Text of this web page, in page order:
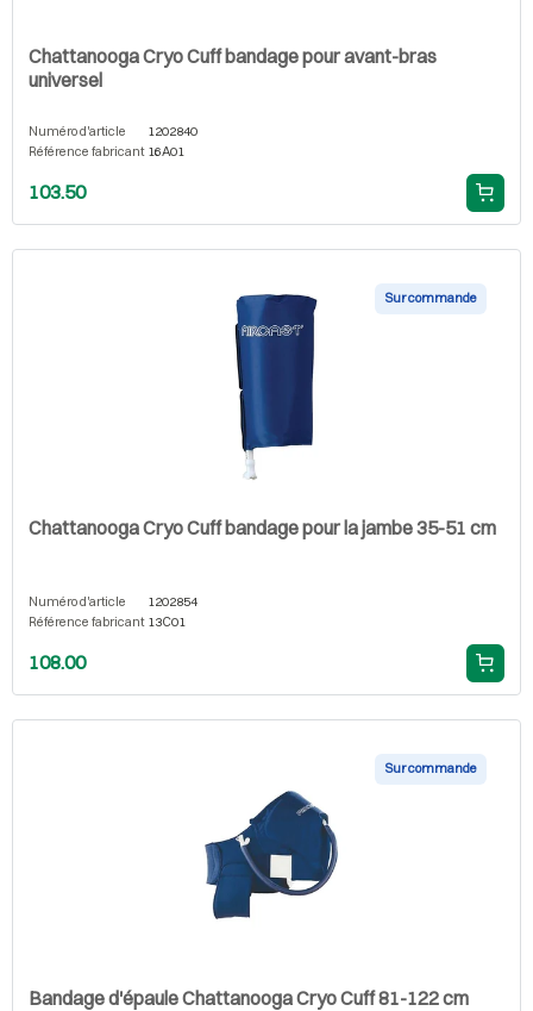
Chattanooga Cryo Cuff bandage pour avant-bras
universel
Numéro d'article
1202840
Référence fabricant 16A01
103.50
Sur commande
Chattanooga Cryo Cuff bandage pour la jambe 35-51 cm
Numéro d'article
1202854
Référence fabricant 13C01
108.00
Sur commande
Bandage d'épaule Chattanooga Cryo Cuff 81-122 cm